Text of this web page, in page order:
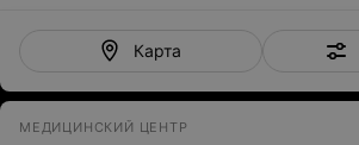
Карта
МЕДИЦИНСКИЙ ЦЕНТР